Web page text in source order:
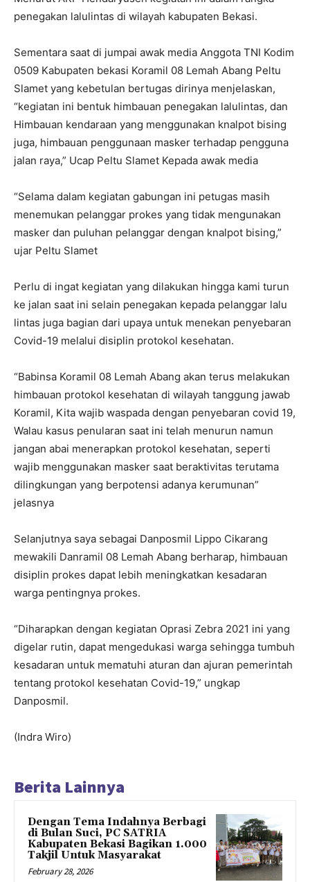
penegakan lalulintas di wilayah kabupaten Bekasi.
Sementara saat di jumpai awak media Anggota TNI Kodim
0509 Kabupaten bekasi Koramil 08 Lemah Abang Peltu
Slamet yang kebetulan bertugas dirinya menjelaskan,
“kegiatan ini bentuk himbauan penegakan lalulintas, dan
Himbauan kendaraan yang menggunakan knalpot bising
juga, himbauan penggunaan masker terhadap pengguna
jalan raya,” Ucap Peltu Slamet Kepada awak media
“Selama dalam kegiatan gabungan ini petugas masih
menemukan pelanggar prokes yang tidak mengunakan
masker dan puluhan pelanggar dengan knalpot bising,”
ujar Peltu Slamet
Perlu di ingat kegiatan yang dilakukan hingga kami turun
ke jalan saat ini selain penegakan kepada pelanggar lalu
lintas juga bagian dari upaya untuk menekan penyebaran
Covid-19 melalui disiplin protokol kesehatan.
“Babinsa Koramil 08 Lemah Abang akan terus melakukan
himbauan protokol kesehatan di wilayah tanggung jawab
Koramil, Kita wajib waspada dengan penyebaran covid 19,
Walau kasus penularan saat ini telah menurun namun
jangan abai menerapkan protokol kesehatan, seperti
wajib menggunakan masker saat beraktivitas terutama
dilingkungan yang berpotensi adanya kerumunan”
jelasnya
Selanjutnya saya sebagai Danposmil Lippo Cikarang
mewakili Danramil 08 Lemah Abang berharap, himbauan
disiplin prokes dapat lebih meningkatkan kesadaran
warga pentingnya prokes.
“Diharapkan dengan kegiatan Oprasi Zebra 2021 ini yang
digelar rutin, dapat mengedukasi warga sehingga tumbuh
kesadaran untuk mematuhi aturan dan ajuran pemerintah
tentang protokol kesehatan Covid-19,” ungkap
Danposmil.
(Indra Wiro)
Berita Lainnya
Dengan Tema Indahnya Berbagi
di Bulan Suci, PC SATRIA
Kabupaten Bekasi Bagikan 1.000
Takjil Untuk Masyarakat
February 28, 2026